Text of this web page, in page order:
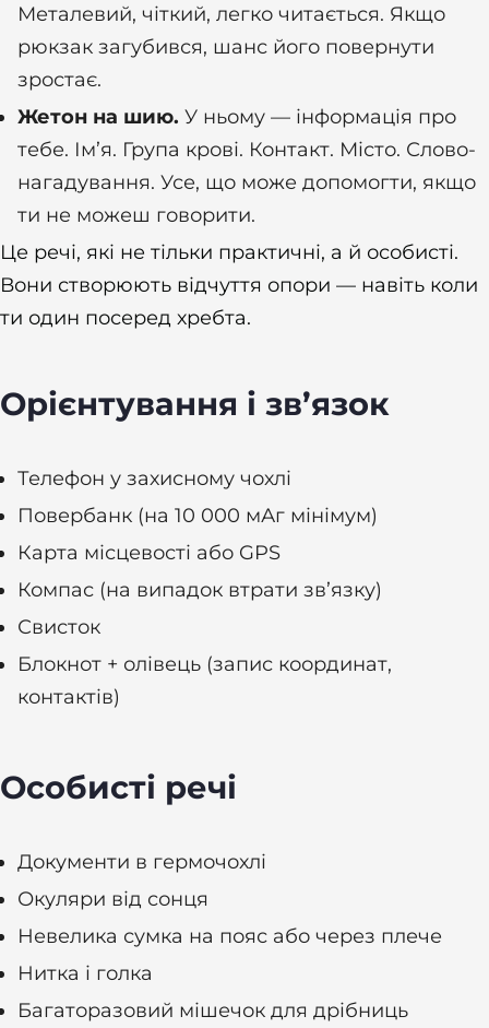
Металевий, чіткий, легко читається. Якщо
рюкзак загубився, шанс його повернути
зростає.
Жетон на шию. У ньому — інформація про
тебе. Ім’я. Група крові. Контакт. Місто. Слово-
нагадування. Усе, що може допомогти, якщо
ти не можеш говорити.
Це речі, які не тільки практичні, а й особисті.
Вони створюють відчуття опори — навіть коли
ти один посеред хребта.
Орієнтування і зв’язок
Телефон у захисному чохлі
Повербанк (на 10 000 мАг мінімум)
Карта місцевості або GPS
Компас (на випадок втрати зв’язку)
Свисток
Блокнот + олівець (запис координат,
контактів)
Особисті речі
Документи в гермочохлі
Окуляри від сонця
Невелика сумка на пояс або через плече
Нитка і голка
Багаторазовий мішечок для дрібниць